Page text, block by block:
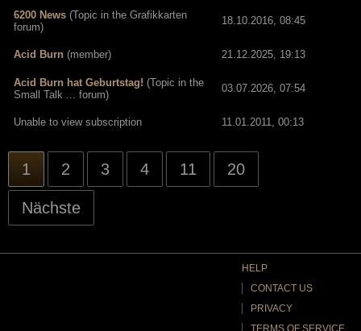
6200 News (Topic in the Grafikkarten
forum)
18.10.2016, 08:45
Acid Burn (member) 21.12.2025, 19:13
Acid Burn hat Geburtstag! (Topic in the
Small Talk ... forum)
03.07.2026, 07:54
Unable to view subscription 11.01.2011, 00:13
1 2 3 4 11 20
Nächste
HELP
CONTACT US
PRIVACY
TERMS OF SERVICE